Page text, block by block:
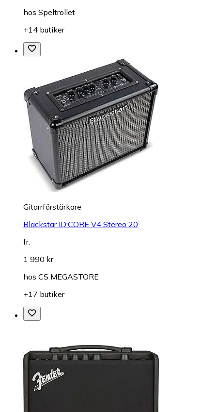
hos Speltrollet
+14 butiker
Gitarrförstärkare
Blackstar ID:CORE V4 Stereo 20
fr.
1 990 kr
hos CS MEGASTORE
+17 butiker